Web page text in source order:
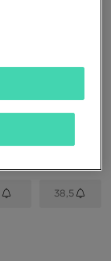
US
38,5